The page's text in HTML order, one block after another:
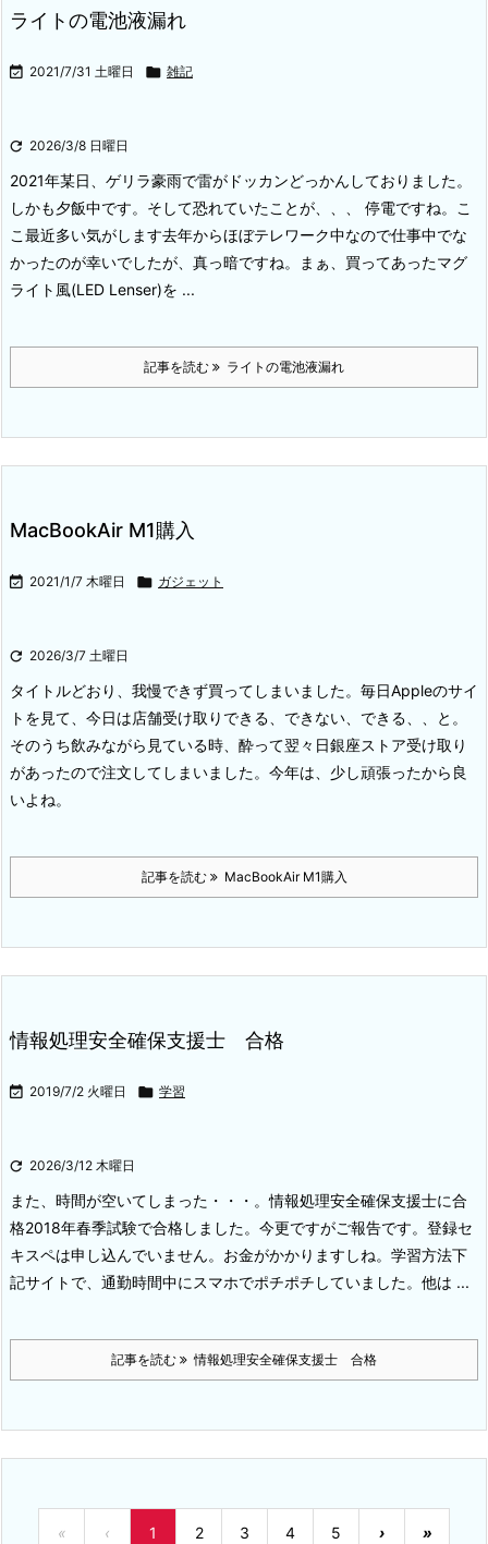
ライトの電池液漏れ
 2021/7/31 土曜日  雑記
 2026/3/8 日曜日
2021年某日、ゲリラ豪雨で雷がドッカンどっかんしておりました。
しかも夕飯中です。そして恐れていたことが、、、 停電ですね。
こ
こ最近多い気がします去年からほぼテレワーク中なので仕事中でな
かったのが幸いでしたが、真っ暗ですね。まぁ、買ってあったマグ
ライト風(LED Lenser)を ...
記事を読む ライトの電池液漏れ
MacBookAir M1購入
 2021/1/7 木曜日  ガジェット
 2026/3/7 土曜日
タイトルどおり、我慢できず買ってしまいました。毎日Appleのサイ
トを見て、今日は店舗受け取りできる、できない、できる、、と。
そのうち飲みながら見ている時、酔って翌々日銀座ストア受け取り
があったので注文してしまいました。今年は、少し頑張ったから良
いよね。
記事を読む MacBookAir M1購入
情報処理安全確保支援士 合格
 2019/7/2 火曜日  学習
 2026/3/12 木曜日
また、時間が空いてしまった・・・。情報処理安全確保支援士に合
格2018年春季試験で合格しました。今更ですがご報告です。 登録セ
キスペは申し込んでいません。お金がかかりますしね。 学習方法下
記サイトで、通勤時間中にスマホでポチポチしていました。 他は ...
記事を読む 情報処理安全確保支援士 合格
« ‹ 1 2 3 4 5 › »